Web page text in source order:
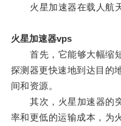
火星加速器在载人航天
火星加速器vps
首先，它能够大幅缩短
探测器更快速地到达目的
间和资源。
其次，火星加速器的突
率和更低的运输成本，为